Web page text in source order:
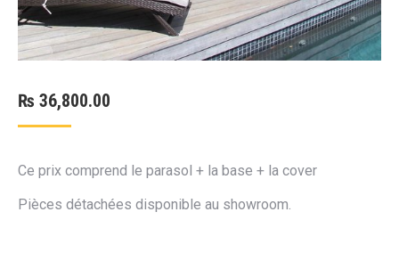
₨ 36,800.00
Ce prix comprend le parasol + la base + la cover
Pièces détachées disponible au showroom.